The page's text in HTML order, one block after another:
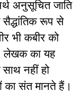
अनुसूचित जाति
सैद्धांतिक रूप से
भी कबीर को
लेखक का यह
नहीं हो
का संत मानते हैं।